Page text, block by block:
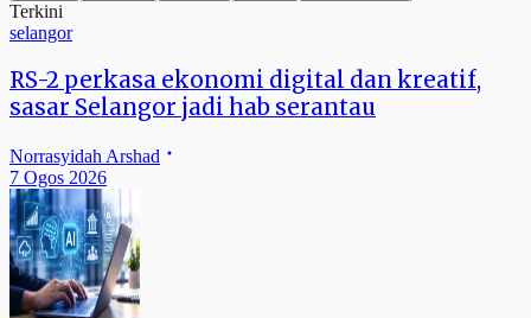
Terkini
selangor
RS-2 perkasa ekonomi digital dan kreatif,
sasar Selangor jadi hab serantau
Norrasyidah Arshad
7 Ogos 2026